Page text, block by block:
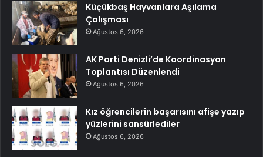
Küçükbaş Hayvanlara Aşılama
Çalışması
Ağustos 6, 2026
AK Parti Denizli’de Koordinasyon
Toplantısı Düzenlendi
Ağustos 6, 2026
Kız öğrencilerin başarısını afişe yazıp
yüzlerini sansürlediler
Ağustos 6, 2026